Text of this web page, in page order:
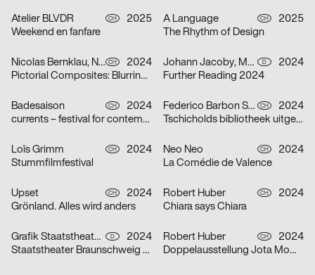
Atelier BLVDR CH
2025
Weekend en fanfare
A Language CH
2025
The Rhythm of Design
Nicolas Bernklau, Nina Flaitz CH
2024
Pictorial Composites: Blurring Boundaries – Ambiguous Realities
Johann Jacoby, Mark van Leeuwen D
2024
Further Reading 2024
Badesaison CH
2024
currents – festival for contemporary music
Federico Barbon Studio CH
2024
Tschicholds bibliotheek uitgepakt
Loïs Grimm CH
2024
Stummfilmfestival
Neo Neo CH
2024
La Comédie de Valence
Upset CH
2024
Grönland. Alles wird anders
Robert Huber CH
2024
Chiara says Chiara
Grafik Staatstheater Braunschweig, Running Water Creative Group, Studio Max Kuwertz D
2024
Staatstheater Braunschweig „Die Hölle ist leer, alle Teufel sind hier“
Robert Huber CH
2024
Doppelausstellung Jota Mombaça & Steffani Jemison